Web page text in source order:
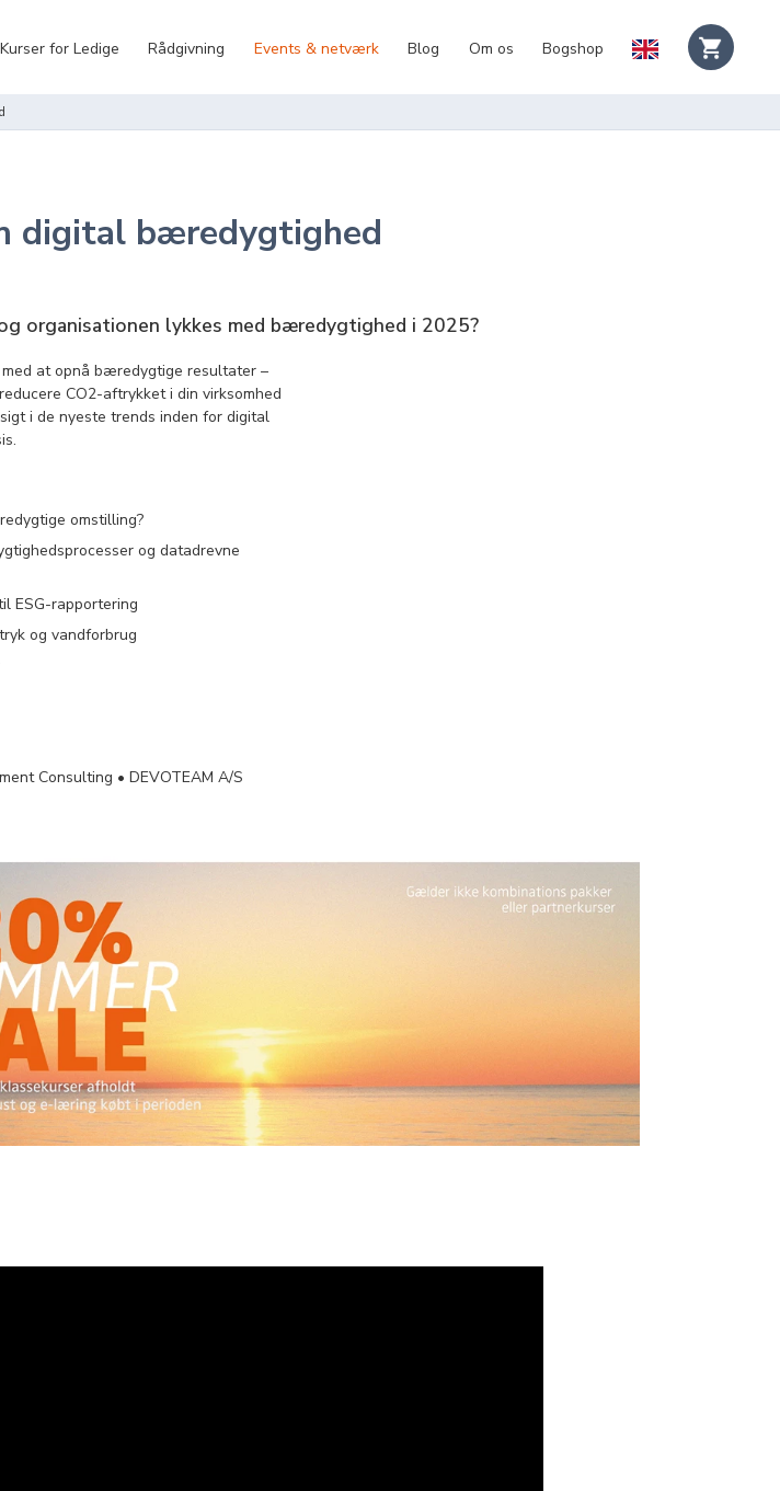
Kurser for Ledige Rådgivning Events & netværk Blog Om os Bogshop
digital bæredygtighed
organisationen lykkes med bæredygtighed i 2025?
at opnå bæredygtige resultater –
CO2-aftrykket i din virksomhed
i de nyeste trends inden for digital
omstilling?
og datadrevne
ESG-rapportering
og vandforbrug
Consulting • DEVOTEAM A/S